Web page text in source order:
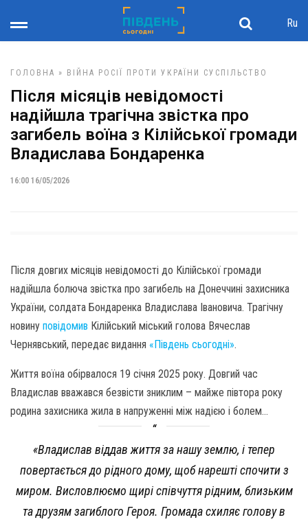
Ru
ГОЛОВНА » ВІЙНА РОСІЇ ПРОТИ УКРАЇНИ СУСПІЛЬСТВО
Після місяців невідомості
надійшла трагічна звістка про
загибель воїна з Кілійської громади
Владислава Бондаренка
16:00 16/05/2026
Після довгих місяців невідомості до Кілійської громади
надійшла болюча звістка про загибель на Донеччині захисника
України, солдата Бондаренка Владислава Івановича. Трагічну
новину повідомив Кілійський міський голова Вячеслав
Чернявський, передає видання «Південь сьогодні».
Життя воїна обірвалося 19 січня 2025 року. Довгий час
Владислав вважався безвісти зниклим – майже півтора року
родина захисника жила в напруженні між надією і болем…
«Владислав віддав життя за нашу землю, і тепер
повертається до рідного дому, щоб нарешті спочити з
миром. Висловлюємо щирі співчуття рідним, близьким
та друзям загиблого Героя. Громада схиляє голову в